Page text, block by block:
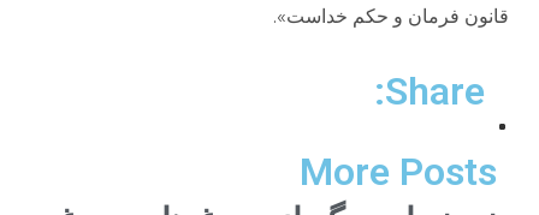
قانون فرمان و حکم خداست».
Share:
More Posts